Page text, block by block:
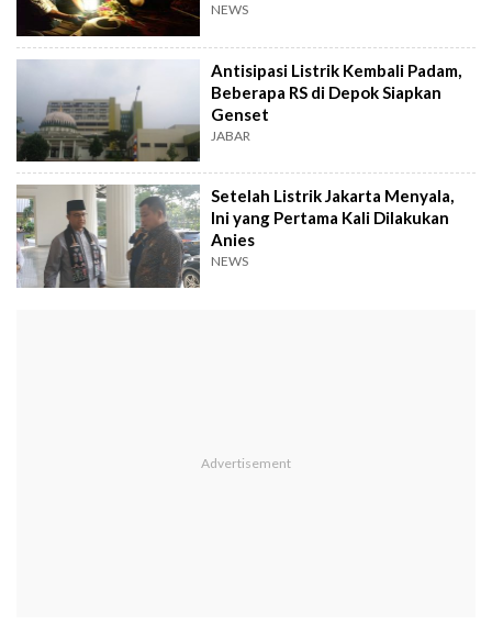
NEWS
Antisipasi Listrik Kembali Padam,
Beberapa RS di Depok Siapkan
Genset
JABAR
Setelah Listrik Jakarta Menyala,
Ini yang Pertama Kali Dilakukan
Anies
NEWS